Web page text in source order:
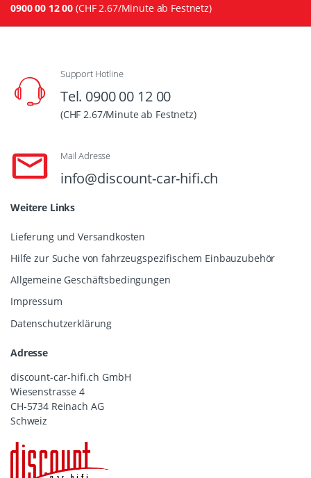
0900 00 12 00 (CHF 2.67/Minute ab Festnetz)
Support Hotline
Tel. 0900 00 12 00
(CHF 2.67/Minute ab Festnetz)
Mail Adresse
info@discount-car-hifi.ch
Weitere Links
Lieferung und Versandkosten
Hilfe zur Suche von fahrzeugspezifischem Einbauzubehör
Allgemeine Geschäftsbedingungen
Impressum
Datenschutzerklärung
Adresse
discount-car-hifi.ch GmbH
Wiesenstrasse 4
CH-5734 Reinach AG
Schweiz